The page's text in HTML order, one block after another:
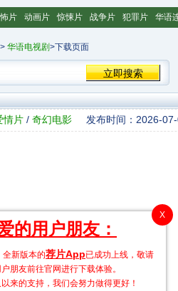
片 动画片 惊悚片 战争片 犯罪片 华语
> 华语电视剧>下载页面
情片 / 奇幻电影 发布时间：2026-
X
的用户朋友：
全新版本的荐片App已成功上线，敬请
朋友前往官网进行下载体验。
来的支持，我们会努力做得更好！